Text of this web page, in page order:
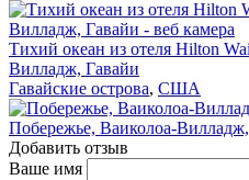
Тихий океан из отеля Hilton
Вилладж, Гавайи
Гавайские острова, США
Побережье, Ваиколоа-
Добавить отзыв
Ваше имя